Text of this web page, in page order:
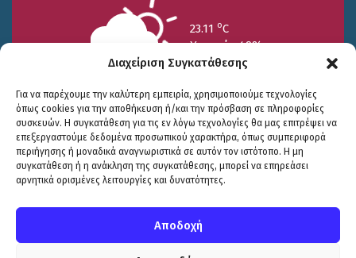
Διαχείριση Συγκατάθεσης
Για να παρέχουμε την καλύτερη εμπειρία, χρησιμοποιούμε τεχνολογίες
όπως cookies για την αποθήκευση ή/και την πρόσβαση σε πληροφορίες
συσκευών. Η συγκατάθεση για τις εν λόγω τεχνολογίες θα μας επιτρέψει να
επεξεργαστούμε δεδομένα προσωπικού χαρακτήρα, όπως συμπεριφορά
περιήγησης ή μοναδικά αναγνωριστικά σε αυτόν τον ιστότοπο. Η μη
συγκατάθεση ή η ανάκληση της συγκατάθεσης, μπορεί να επηρεάσει
αρνητικά ορισμένες λειτουργίες και δυνατότητες.
Αποδοχή
23.11 oC
Υγρασία 49%
25/7
15.73 oC
26/7
17.99oC
27/7
20.94oC
© COPYRIGHT ΔΗΜΟΣ ΣΟΥΛΙΟΥ 2026
ΕΓΚΡΙΤΟΣ GROUP